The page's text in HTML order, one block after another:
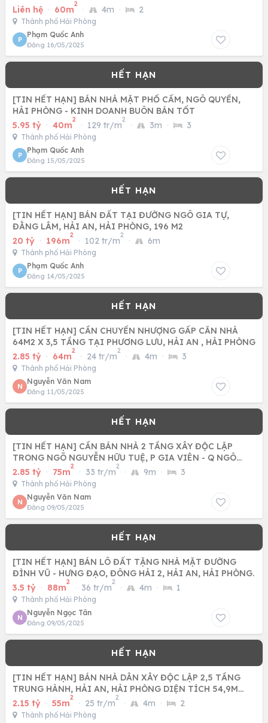
NAM
Liên hệ · 60m
2
· 4m · 2
Thành phố Hải Phòng
P
Phạm Quốc Anh
Đăng 16/05/2025
[TIN HẾT HẠN] BÁN NHÀ MẶT PHỐ CẤM, NGÔ QUYỀN,
HẢI PHÒNG - KINH DOANH BUÔN BÁN TỐT
5.95 tỷ · 40m
2
· 129 tr/m
2
· 3m · 3
Thành phố Hải Phòng
P
Phạm Quốc Anh
Đăng 15/05/2025
[TIN HẾT HẠN] BÁN ĐẤT TẠI ĐƯỜNG NGÔ GIA TỰ,
ĐẰNG LÂM, HẢI AN, HẢI PHÒNG, 196 M2
20 tỷ · 196m
2
· 102 tr/m
2
· 6m
Thành phố Hải Phòng
P
Phạm Quốc Anh
Đăng 14/05/2025
[TIN HẾT HẠN] CẦN CHUYỂN NHƯỢNG GẤP CĂN NHÀ
64M2 X 3,5 TẦNG TẠI PHƯƠNG LƯU, HẢI AN , HẢI PHÒNG
2.85 tỷ · 64m
2
· 24 tr/m
2
· 4m · 3
Thành phố Hải Phòng
N
Nguyễn Văn Nam
Đăng 11/05/2025
[TIN HẾT HẠN] CẦN BÁN NHÀ 2 TẦNG XÂY ĐỘC LẬP
TRONG NGÕ NGUYỄN HỮU TUỆ, P GIA VIÊN - Q NGÔ
QUYỀN, TP HẢI PHÒNG
2.85 tỷ · 75m
2
· 33 tr/m
2
· 9m · 3
Thành phố Hải Phòng
N
Nguyễn Văn Nam
Đăng 09/05/2025
[TIN HẾT HẠN] BÁN LÔ ĐẤT TẶNG NHÀ MẶT ĐƯỜNG
ĐÌNH VŨ - HƯNG ĐẠO, ĐÔNG HẢI 2, HẢI AN, HẢI PHÒNG.
3.5 tỷ · 88m
2
· 36 tr/m
2
· 4m · 1
Thành phố Hải Phòng
N
Nguyễn Ngọc Tân
Đăng 09/05/2025
[TIN HẾT HẠN] BÁN NHÀ DÂN XÂY ĐỘC LẬP 2,5 TẦNG
TRUNG HÀNH, HẢI AN, HẢI PHÒNG DIỆN TÍCH 54,9M
CHỈ HƠN 2TY
2.15 tỷ · 55m
2
· 25 tr/m
2
· 4m · 2
Thành phố Hải Phòng